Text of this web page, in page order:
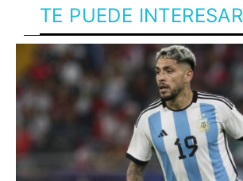
TE PUEDE INTERESAR